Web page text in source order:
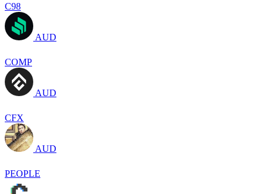
C98
AUD
COMP
AUD
CFX
AUD
PEOPLE